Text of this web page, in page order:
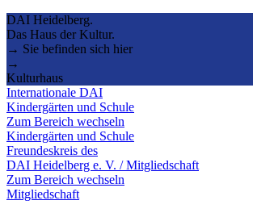
DAI Heidelberg.
Das Haus der Kultur.
→ Sie befinden sich hier
→
Kulturhaus
Internationale DAI
Kindergärten und Schule
Zum Bereich wechseln
Kindergärten und Schule
Freundeskreis des
DAI Heidelberg e. V. / Mitgliedschaft
Zum Bereich wechseln
Mitgliedschaft